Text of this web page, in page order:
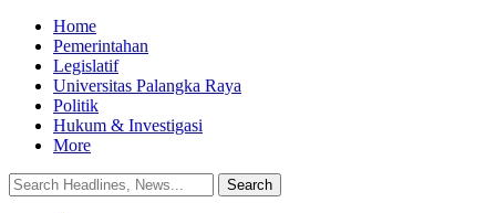
Home
Pemerintahan
Legislatif
Universitas Palangka Raya
Politik
Hukum & Investigasi
More